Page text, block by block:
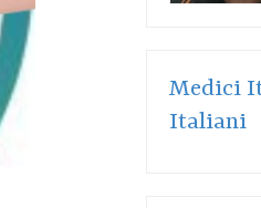
Medici
Italiani